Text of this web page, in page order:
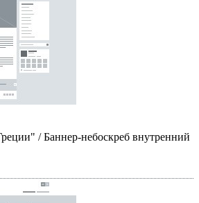
/ Баннер-небоскреб внутренний